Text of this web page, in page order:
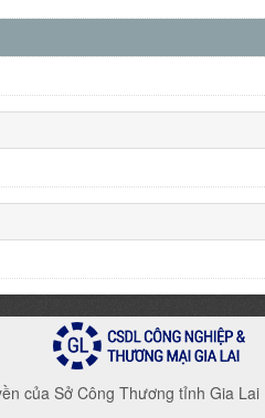
của Sở Công Thương tỉnh Gia Lai